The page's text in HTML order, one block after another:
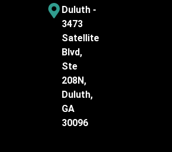
Duluth -
3473
Satellite
Blvd,
Ste
208N,
Duluth,
GA
30096